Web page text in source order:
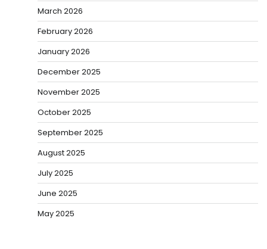
March 2026
February 2026
January 2026
December 2025
November 2025
October 2025
September 2025
August 2025
July 2025
June 2025
May 2025